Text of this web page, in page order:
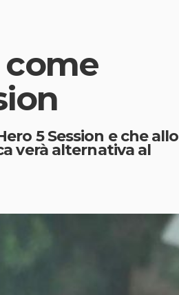
come
5 Session e che allo
verà alternativa al